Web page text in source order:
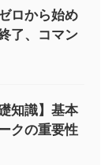
ロから始め
了、コマン
知識】基本
クの重要性